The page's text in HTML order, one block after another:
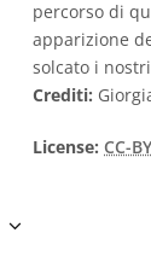
percorso di
apparizione
solcato i
Crediti:
License: CC-